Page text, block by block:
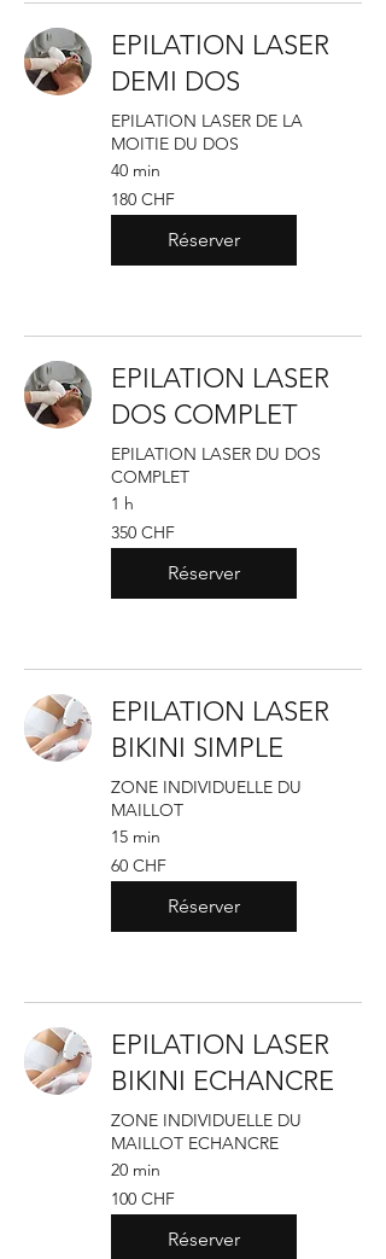
EPILATION LASER
DEMI DOS
EPILATION LASER DE LA
MOITIE DU DOS
40 min
180
francs
suisses
180 CHF
Réserver
EPILATION LASER
DOS COMPLET
EPILATION LASER DU DOS
COMPLET
1 h
350
francs
suisses
350 CHF
Réserver
EPILATION LASER
BIKINI SIMPLE
ZONE INDIVIDUELLE DU
MAILLOT
15 min
60
francs
suisses
60 CHF
Réserver
EPILATION LASER
BIKINI ECHANCRE
ZONE INDIVIDUELLE DU
MAILLOT ECHANCRE
20 min
100
francs
suisses
100 CHF
Réserver